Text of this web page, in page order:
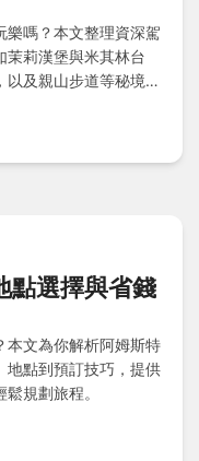
樂嗎？本文整理資深駕
茉莉漢堡與米其林台
及親山步道等秘境景
點選擇與省錢
本文為你解析阿姆斯特
地點到預訂技巧，提供
規劃旅程。